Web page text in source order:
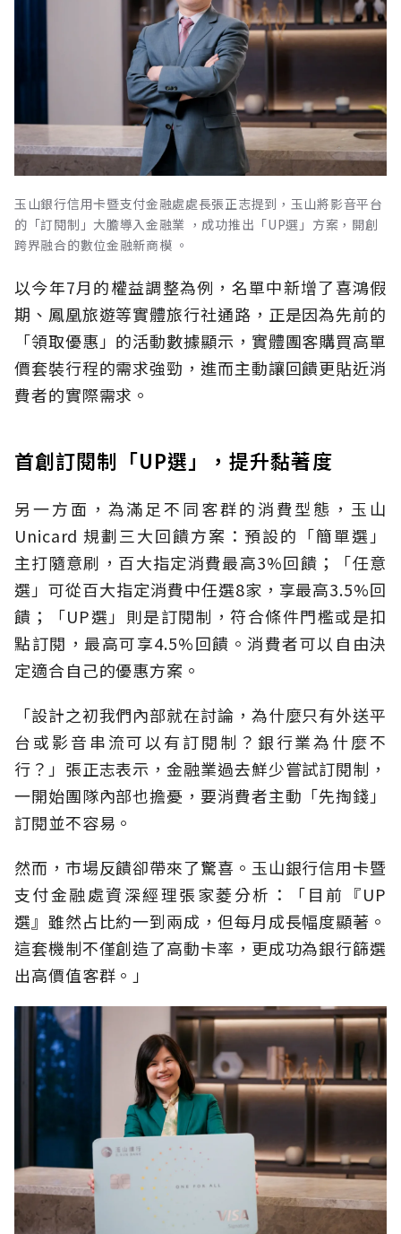
玉山銀行信用卡暨支付金融處處長張正志提到，玉山將影音平台
的「訂閱制」大膽導入金融業 ，成功推出「UP選」方案，開創
跨界融合的數位金融新商模 。
以今年7月的權益調整為例，名單中新增了喜鴻假
期、鳳凰旅遊等實體旅行社通路，正是因為先前的
「領取優惠」的活動數據顯示，實體團客購買高單
價套裝行程的需求強勁，進而主動讓回饋更貼近消
費者的實際需求。
首創訂閱制「UP選」，提升黏著度
另一方面，為滿足不同客群的消費型態，玉山
Unicard 規劃三大回饋方案：預設的「簡單選」
主打隨意刷，百大指定消費最高3%回饋；「任意
選」可從百大指定消費中任選8家，享最高3.5%回
饋；「UP選」則是訂閱制，符合條件門檻或是扣
點訂閱，最高可享4.5%回饋。消費者可以自由決
定適合自己的優惠方案。
「設計之初我們內部就在討論，為什麼只有外送平
台或影音串流可以有訂閱制？銀行業為什麼不
行？」張正志表示，金融業過去鮮少嘗試訂閱制，
一開始團隊內部也擔憂，要消費者主動「先掏錢」
訂閱並不容易。
然而，市場反饋卻帶來了驚喜。玉山銀行信用卡暨
支付金融處資深經理張家菱分析：「目前『UP
選』雖然占比約一到兩成，但每月成長幅度顯著。
這套機制不僅創造了高動卡率，更成功為銀行篩選
出高價值客群。」